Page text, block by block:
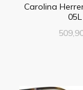
Carolina
05L